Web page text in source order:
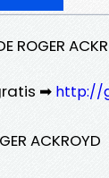
ROGER
➡ http://
ACKROYD